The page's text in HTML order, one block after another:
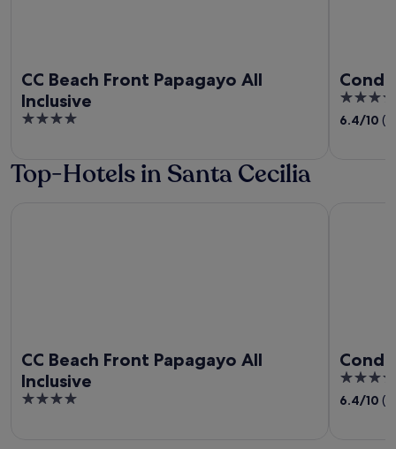
CC Beach Front Papagayo All
Inclusive
4
5
3.5
out
6.4/10
Top-Hotels in Santa Cecilia
CC Beach Front Papagayo All
Inclusive
4
3.5
out
6.4/10